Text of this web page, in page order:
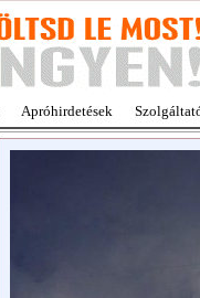
Apróhirdetések